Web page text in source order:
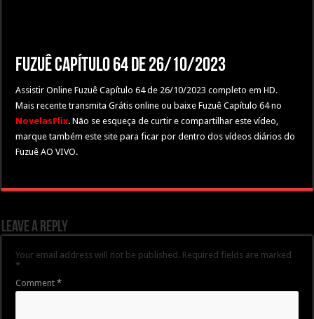
Fuzuê Capítulo 64 de 26/10/2023
Assistir Online Fuzuê Capítulo 64 de 26/10/2023 completo em HD.
Mais recente transmita Grátis online ou baixe Fuzuê Capítulo 64 no
NovelasFlix. Não se esqueça de curtir e compartilhar este vídeo,
marque também este site para ficar por dentro dos vídeos diários do
Fuzuê AO VIVO.
Leave a Reply
Your email address will not be published. Required fields are marked
*
Comment*